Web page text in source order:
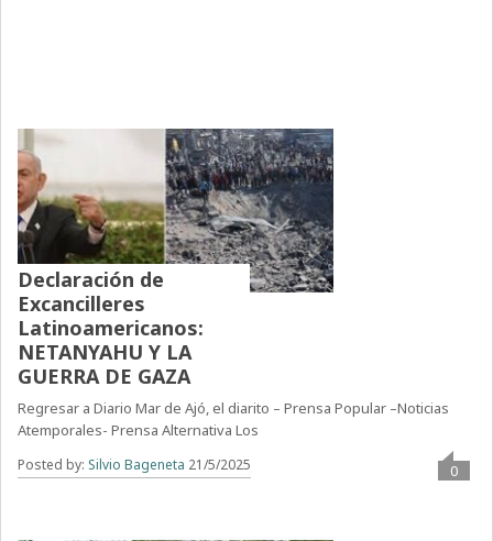
Declaración de
Excancilleres
Latinoamericanos:
NETANYAHU Y LA
GUERRA DE GAZA
Regresar a Diario Mar de Ajó, el diarito – Prensa Popular –Noticias
Atemporales- Prensa Alternativa Los
Posted by: Silvio Bageneta 21/5/2025 0